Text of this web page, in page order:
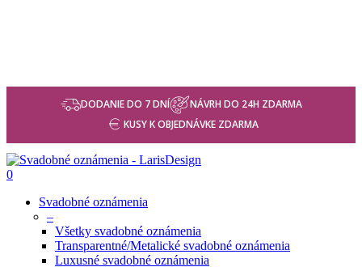
DODANIE DO 7 DNÍ
NÁVRH DO 24H ZDARMA
KUSY K OBJEDNÁVKE ZDARMA
0
Svadobné oznámenia
–
Všetky svadobné oznámenia
Transparentné/Metalické svadobné oznámenia
Luxusné svadobné oznámenia